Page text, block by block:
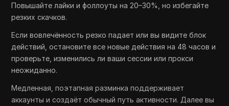
Повышайте лайки и фоллоуты на 20–30%, но избегайте
резких скачков.
Если вовлечённость резко падает или вы видите блок
действий, остановите все новые действия на 48 часов и
проверьте, изменились ли ваши сессии или прокси
неожиданно.
Медленная, поэтапная разминка поддерживает
аккаунты и создаёт обычный путь активности. Далее вы